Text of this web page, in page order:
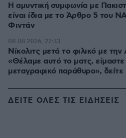
Η αμυντική συμφωνία με
είναι ίδια με το Άρθρο 5 του
Φιντάν
Νίκολιτς μετά το φιλικό με
«Θέλαμε αυτό το ματς, είμαστε
μεταγραφικό παράθυρο», δείτε
08.08.2026, 22:33
ΔΕΙΤΕ ΟΛΕΣ ΤΙΣ ΕΙΔΗΣΕΙΣ